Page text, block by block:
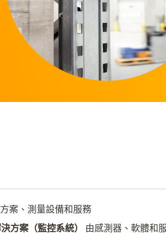
案、測量設備和服務
方案（監控系統） 由感測器、軟體和